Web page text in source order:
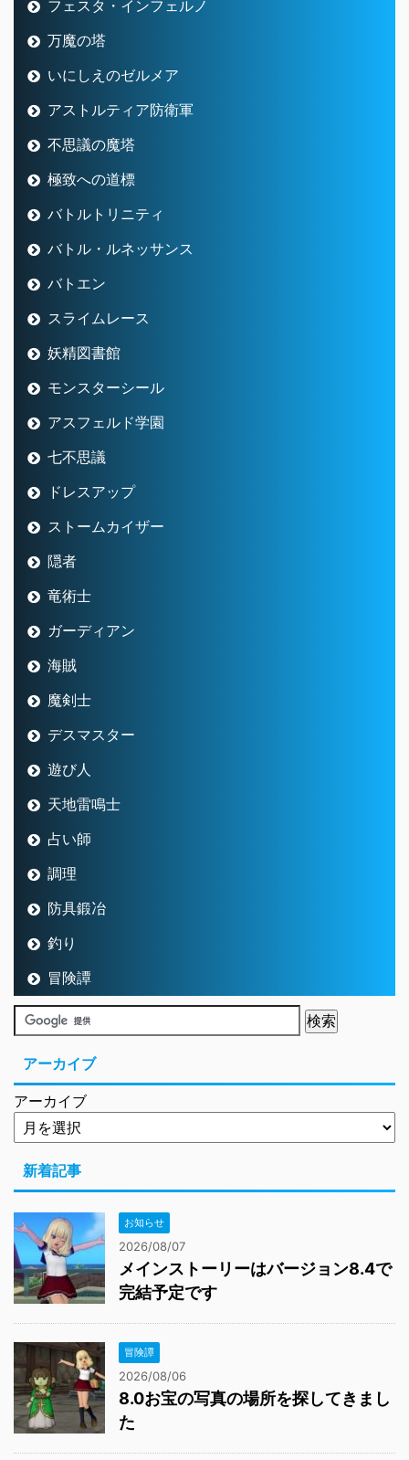
フェスタ・インフェルノ
万魔の塔
いにしえのゼルメア
アストルティア防衛軍
不思議の魔塔
極致への道標
バトルトリニティ
バトル・ルネッサンス
バトエン
スライムレース
妖精図書館
モンスターシール
アスフェルド学園
七不思議
ドレスアップ
ストームカイザー
隠者
竜術士
ガーディアン
海賊
魔剣士
デスマスター
遊び人
天地雷鳴士
占い師
調理
防具鍛冶
釣り
冒険譚
アーカイブ
アーカイブ
新着記事
お知らせ
2026/08/07
メインストーリーはバージョン8.4で
完結予定です
冒険譚
2026/08/06
8.0お宝の写真の場所を探してきまし
た